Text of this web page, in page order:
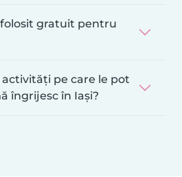
gratuit pentru
pe care le pot
îngrijesc în Iași?